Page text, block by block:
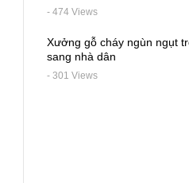
- 474 Views
Xưởng gỗ cháy ngùn ngụt
sang nhà dân
- 301 Views